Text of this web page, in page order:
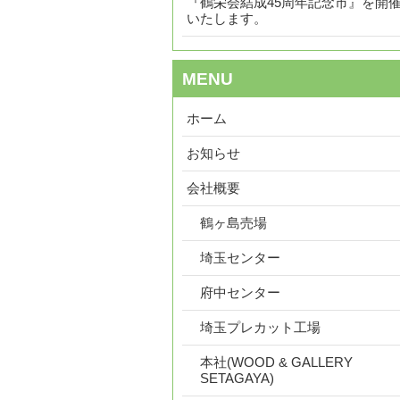
いたします。
MENU
ホーム
お知らせ
会社概要
鶴ヶ島売場
埼玉センター
府中センター
埼玉プレカット工場
本社(WOOD & GALLERY
SETAGAYA)